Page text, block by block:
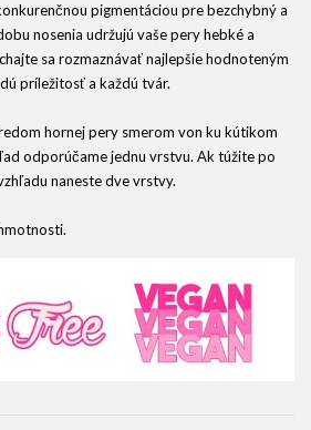
pigmentáciou pre bezchybný a
nosenia udržujú vaše pery hebké a
sa rozmaznávať najlepšie hodnoteným
príležitosť a každú tvár.
hornej pery smerom von ku kútikom
odporúčame jednu vrstvu. Ak túžite po
naneste dve vrstvy.